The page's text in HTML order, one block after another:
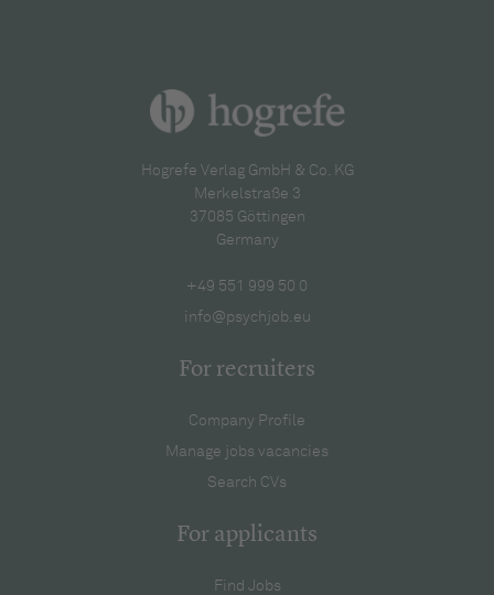
Hogrefe Verlag GmbH & Co. KG
Merkelstraße 3
37085 Göttingen
Germany
+49 551 999 50 0
info@psychjob.eu
For recruiters
Company Profile
Manage jobs vacancies
Search CVs
For applicants
Find Jobs